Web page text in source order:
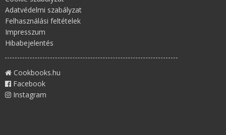
Adatvédelmi szabályzat
Felhasználási feltételek
Impresszum
Hibabejelentés
Cookbooks.hu
Facebook
Instagram